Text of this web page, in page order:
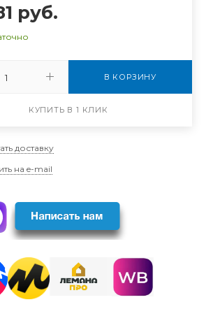
руб.
В КОРЗИНУ
КУПИТЬ В 1 КЛИК
доставку
на e-mail